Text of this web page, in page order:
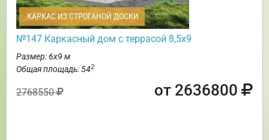
КАРКАС ИЗ СТРОГАНОЙ ДОСКИ
№147 Каркасный дом с террасой 8,5х9
Размер: 6х9 м
Общая площадь: 542
2768550 от 2636800